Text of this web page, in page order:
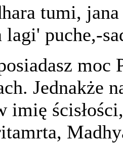
tumi,
puche,-
moc
Jednakże
imię